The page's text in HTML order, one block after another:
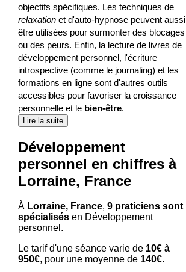
objectifs spécifiques. Les techniques de
relaxationet d'auto-hypnose peuvent aussi
être utilisées pour surmonter des blocages
ou des peurs. Enfin, la lecture de livres de
développement personnel, l'écriture
introspective (comme le journaling) et les
formations en ligne sont d'autres outils
accessibles pour favoriser la croissance
personnelle et le bien-être.
Lire la suite
Développement
personnel en chiffres à
Lorraine, France
À Lorraine, France, 9 praticiens sont
spécialisésen Développement
personnel.
Le tarif d'une séance varie de 10€ à
950€, pour une moyenne de 140€.